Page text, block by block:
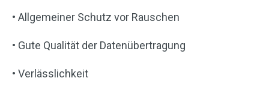
• Allgemeiner Schutz vor Rauschen
• Gute Qualität der Datenübertragung
• Verlässlichkeit